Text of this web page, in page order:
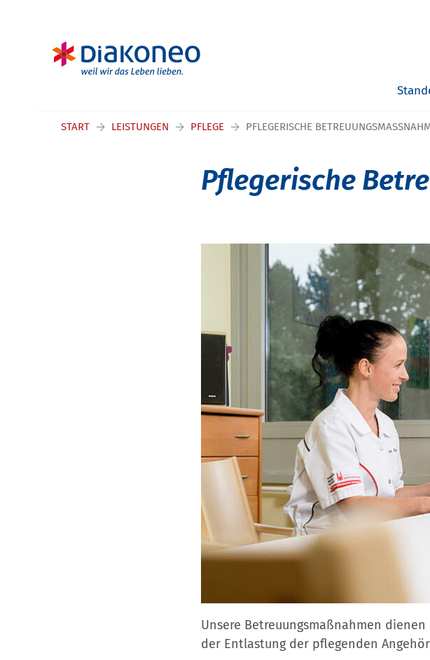
START LEISTUNGEN PFLEGE PFLEGERISCHE
Pflegerische
Unsere Betreuungsmaßnahmen
der Entlastung der pflegenden